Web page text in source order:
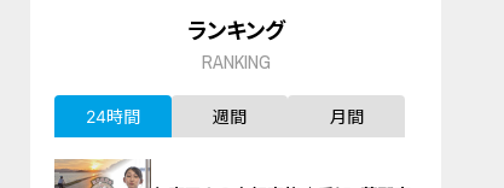
ランキング
RANKING
24時間 週間 月間